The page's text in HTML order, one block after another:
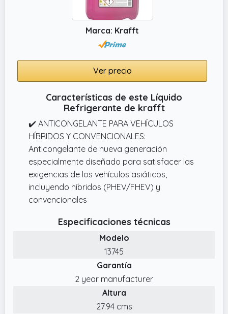
Marca: Krafft
Ver precio
Características de este Líquido
Refrigerante de krafft
✔️ ANTICONGELANTE PARA VEHÍCULOS
HÍBRIDOS Y CONVENCIONALES:
Anticongelante de nueva generación
especialmente diseñado para satisfacer las
exigencias de los vehículos asiáticos,
incluyendo híbridos (PHEV/FHEV) y
convencionales
Especificaciones técnicas
Modelo
13745
Garantía
2 year manufacturer
Altura
27.94 cms